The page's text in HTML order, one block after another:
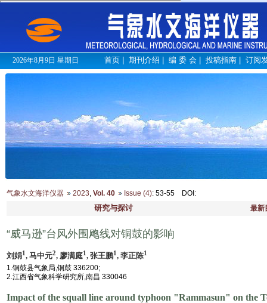
2026年8月9日 星期日 首页 期刊介绍 编 委 会 投稿指南 订阅
气象水文海洋仪器 2023, Vol. 40 Issue (4): 53-55 DOI :
研究与探讨 最新
“威马逊”台风外围飑线对铜鼓的影响
刘娟1, 马中元2, 廖满庭1, 张王鹏1, 李正陈1
1.铜鼓县气象局,铜鼓 336200;
2.江西省气象科学研究所,南昌 330046
Impact of the squall line around typhoon "Rammasun" on the